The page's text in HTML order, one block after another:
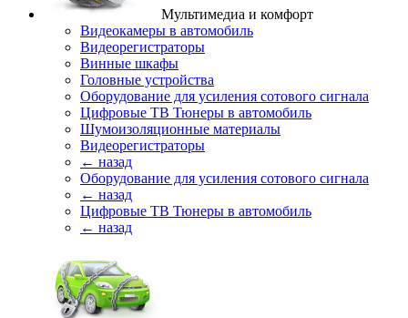
Мультимедиа и комфорт
Видеокамеры в автомобиль
Видеорегистраторы
Винные шкафы
Головные устройства
Оборудование для усиления сотового сигнала
Цифровые ТВ Тюнеры в автомобиль
Шумоизоляционные материалы
Видеорегистраторы
← назад
Оборудование для усиления сотового сигнала
← назад
Цифровые ТВ Тюнеры в автомобиль
← назад